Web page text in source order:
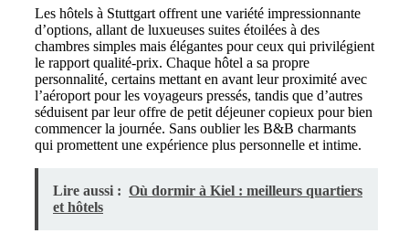
Les hôtels à Stuttgart offrent une variété impressionnante
d’options, allant de luxueuses suites étoilées à des
chambres simples mais élégantes pour ceux qui privilégient
le rapport qualité-prix. Chaque hôtel a sa propre
personnalité, certains mettant en avant leur proximité avec
l’aéroport pour les voyageurs pressés, tandis que d’autres
séduisent par leur offre de petit déjeuner copieux pour bien
commencer la journée. Sans oublier les B&B charmants
qui promettent une expérience plus personnelle et intime.
Lire aussi : Où dormir à Kiel : meilleurs quartiers
et hôtels